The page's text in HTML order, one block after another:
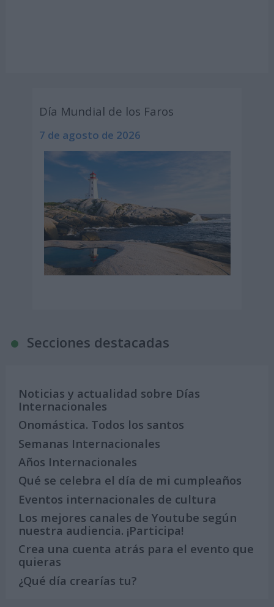
Día Mundial de los Faros
7 de agosto de 2026
Secciones destacadas
Noticias y actualidad sobre Días
Internacionales
Onomástica. Todos los santos
Semanas Internacionales
Años Internacionales
Qué se celebra el día de mi cumpleaños
Eventos internacionales de cultura
Los mejores canales de Youtube según
nuestra audiencia. ¡Participa!
Crea una cuenta atrás para el evento que
quieras
¿Qué día crearías tu?